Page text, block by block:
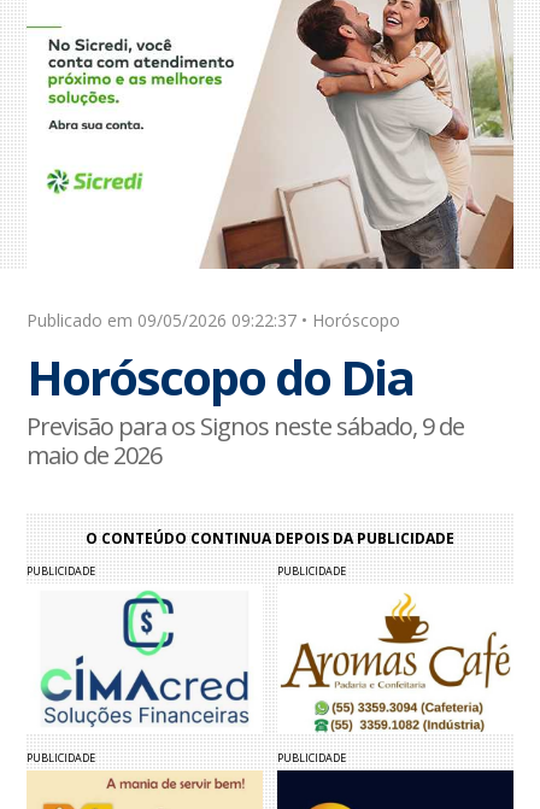
Publicado em 09/05/2026 09:22:37 • Horóscopo
Horóscopo do Dia
Previsão para os Signos neste sábado, 9 de
maio de 2026
O CONTEÚDO CONTINUA DEPOIS DA PUBLICIDADE
PUBLICIDADE PUBLICIDADE
PUBLICIDADE PUBLICIDADE